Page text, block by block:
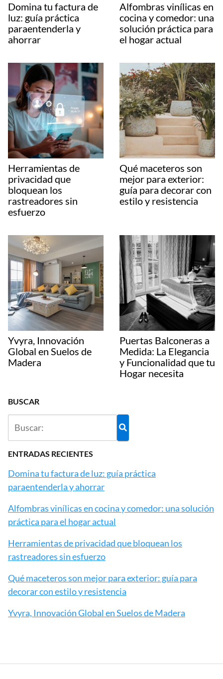
Domina tu factura de
luz: guía práctica
paraentenderla y
ahorrar
Alfombras vinílicas en
cocina y comedor: una
solución práctica para
el hogar actual
Herramientas de
privacidad que
bloquean los
rastreadores sin
esfuerzo
Qué maceteros son
mejor para exterior:
guía para decorar con
estilo y resistencia
Yvyra, Innovación
Global en Suelos de
Madera
Puertas Balconeras a
Medida: La Elegancia
y Funcionalidad que tu
Hogar necesita
BUSCAR
ENTRADAS RECIENTES
Domina tu factura de luz: guía práctica
paraentenderla y ahorrar
Alfombras vinílicas en cocina y comedor: una solución
práctica para el hogar actual
Herramientas de privacidad que bloquean los
rastreadores sin esfuerzo
Qué maceteros son mejor para exterior: guía para
decorar con estilo y resistencia
Yvyra, Innovación Global en Suelos de Madera